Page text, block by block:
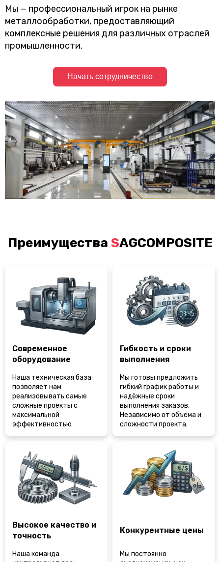
Мы — профессиональный игрок на рынке
металлообработки, предоставляющий
комплексные решения для различных отраслей
промышленности.
Начать сотрудничество
Преимущества SAGCOMPOSITE
Современное
оборудование
Наша техническая база
позволяет нам
реализовывать самые
сложные проекты с
максимальной
эффективностью
Гибкость и сроки
выполнения
Мы готовы предложить
гибкий график работы и
надёжные сроки
выполнения заказов.
Независимо от объёма и
сложности проекта.
Высокое качество и
точность
Наша команда
Конкурентные цены
Мы постоянно